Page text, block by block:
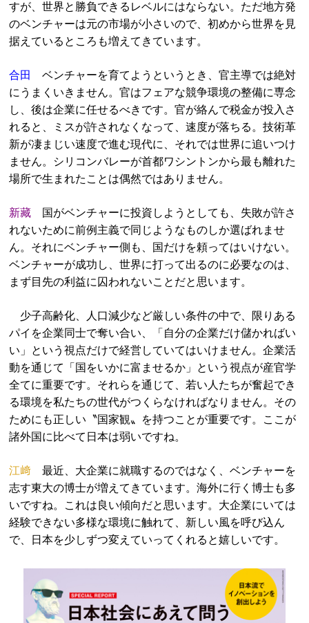
すが、世界と勝負できるレベルにはならない。ただ地方発
のベンチャーは元の市場が小さいので、初めから世界を見
据えているところも増えてきています。
合田
ベンチャーを育てようというとき、官主導では絶対
にうまくいきません。官はフェアな競争環境の整備に専念
し、後は企業に任せるべきです。官が絡んで税金が投入さ
れると、ミスが許されなくなって、速度が落ちる。技術革
新が凄まじい速度で進む現代に、それでは世界に追いつけ
ません。シリコンバレーが首都ワシントンから最も離れた
場所で生まれたことは偶然ではありません。
新藏 国がベンチャーに投資しようとしても、失敗が許さ
れないために前例主義で同じようなものしか選ばれませ
ん。それにベンチャー側も、国だけを頼ってはいけない。
ベンチャーが成功し、世界に打って出るのに必要なのは、
まず目先の利益に囚われないことだと思います。
少子高齢化、人口減少など厳しい条件の中で、限りある
パイを企業同士で奪い合い、「自分の企業だけ儲かればい
い」という視点だけで経営していてはいけません。企業活
動を通じて「国をいかに富ませるか」という視点が産官学
全てに重要です。それらを通じて、若い人たちが奮起でき
る環境を私たちの世代がつくらなければなりません。その
ためにも正しい〝国家観〟を持つことが重要です。ここが
諸外国に比べて日本は弱いですね。
江﨑 最近、大企業に就職するのではなく、ベンチャーを
志す東大の博士が増えてきています。海外に行く博士も多
いですね。これは良い傾向だと思います。大企業にいては
経験できない多様な環境に触れて、新しい風を呼び込ん
で、日本を少しずつ変えていってくれると嬉しいです。